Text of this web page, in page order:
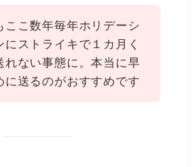
ここ数年毎年ホリデーシ
にストライキで１カ月く
れない事態に。本当に早
に送るのがおすすめです